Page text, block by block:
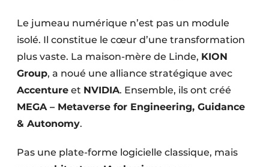
Le jumeau numérique n’est pas un module
isolé. Il constitue le cœur d’une transformation
plus vaste. La maison-mère de Linde, KION
Group, a noué une alliance stratégique avec
Accenture et NVIDIA. Ensemble, ils ont créé
MEGA – Metaverse for Engineering, Guidance
& Autonomy.
Pas une plate-forme logicielle classique, mais